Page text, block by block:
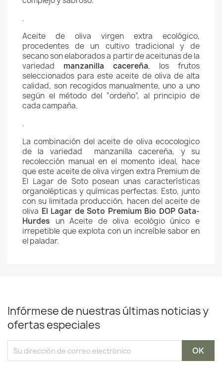
.
Aceite de oliva virgen extra ecológico,
procedentes de un cultivo tradicional y de
secano son elaborados a partir de aceitunas de la
variedad manzanilla cacereña, los frutos
seleccionados para este aceite de oliva de alta
calidad, son recogidos manualmente, uno a uno
según el método del “ordeño”, al principio de
cada campaña.
.
La combinación del aceite de oliva ecocologico
de la variedad manzanilla cacereña, y su
recolección manual en el momento ideal, hace
que este aceite de oliva virgen extra Premium de
El Lagar de Soto posean unas características
organolépticas y químicas perfectas. Esto, junto
con su limitada producción, hacen del aceite de
oliva El Lagar de Soto Premium Bio DOP Gata-
Hurdes un Aceite de oliva ecológio único e
irrepetible que explota con un increíble sabor en
el paladar.
Infórmese de nuestras últimas noticias y
ofertas especiales